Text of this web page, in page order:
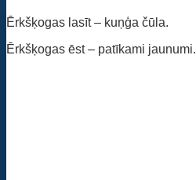
Ērkšķogas lasīt – kuņģa čūla.
Ērkšķogas ēst – patīkami jaunumi.